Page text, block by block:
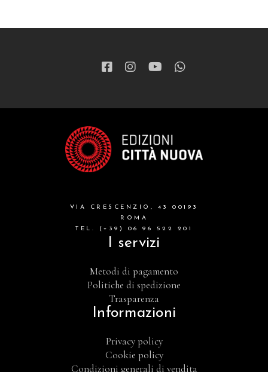
VIA CRESCENZIO, 43 00193
ROMA
TEL. (+39) 06 96 522 201
I servizi
Metodi di pagamento
Politiche di spedizione
Trasparenza
Informazioni
Privacy policy
Cookie policy
Condizioni generali di vendita